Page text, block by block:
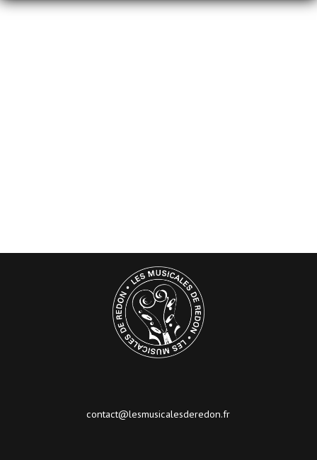
contact@lesmusicalesderedon.fr